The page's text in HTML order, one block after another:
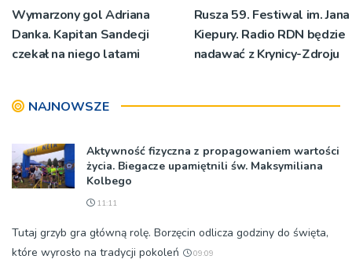
Wymarzony gol Adriana
Danka. Kapitan Sandecji
czekał na niego latami
Rusza 59. Festiwal im. Jana
Kiepury. Radio RDN będzie
nadawać z Krynicy-Zdroju
NAJNOWSZE
Aktywność fizyczna z propagowaniem wartości
życia. Biegacze upamiętnili św. Maksymiliana
Kolbego
11:11
Tutaj grzyb gra główną rolę. Borzęcin odlicza godziny do święta,
które wyrosło na tradycji pokoleń
09:09